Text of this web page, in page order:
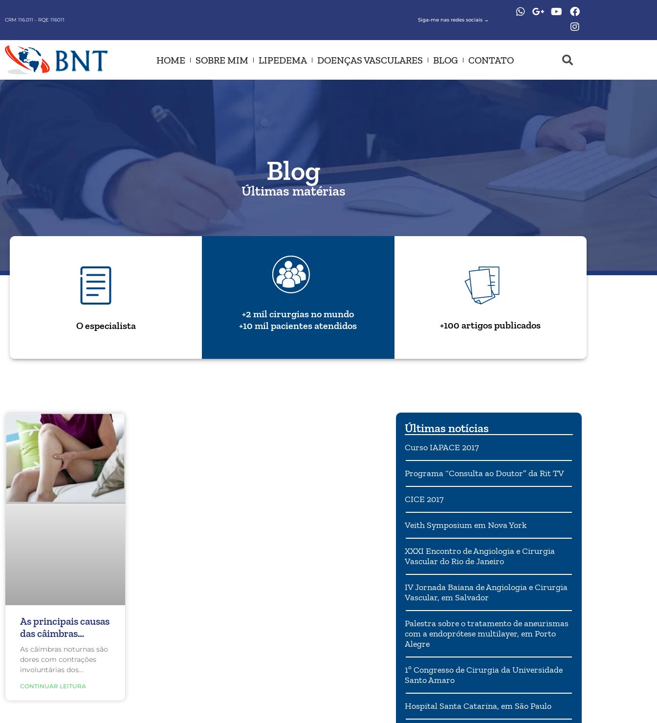
CRM 116.011 - RQE 116011 Siga-me nas redes sociais →
HOME SOBRE MIM LIPEDEMA DOENÇAS VASCULARES BLOG CONTATO
Blog
Últimas matérias
O especialista
+2 mil cirurgias no mundo
+10 mil pacientes atendidos
+100 artigos publicados
As principais causas
das câimbras
noturnas
As câimbras noturnas são
dores com contrações
involuntárias dos
principalmente das
panturrilhas, que
CONTINUAR LEITURA
Últimas notícias
Curso IAPACE 2017
Programa “Consulta ao Doutor” da Rit TV
CICE 2017
Veith Symposium em Nova York
XXXI Encontro de Angiologia e Cirurgia
Vascular do Rio de Janeiro
IV Jornada Baiana de Angiologia e Cirurgia
Vascular, em Salvador
Palestra sobre o tratamento de aneurismas
com a endoprótese multilayer, em Porto
Alegre
1º Congresso de Cirurgia da Universidade
Santo Amaro
Hospital Santa Catarina, em São Paulo